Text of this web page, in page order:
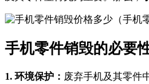
手机零件销毁的必要
1. 环境保护： 废弃手机及其零件